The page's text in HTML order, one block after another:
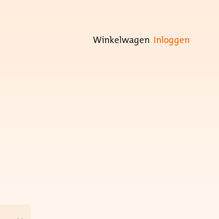
Winkelwagen Inloggen